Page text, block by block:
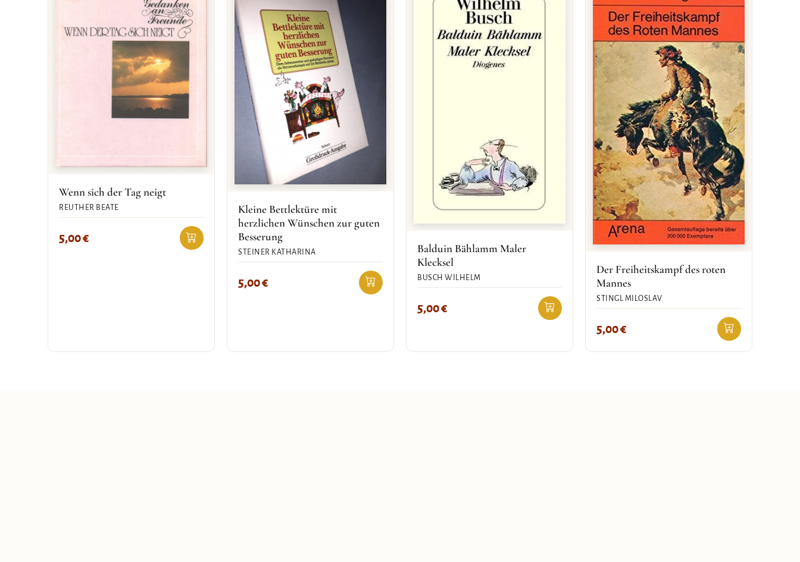
Wenn sich der Tag neigt
REUTHER BEATE
5,00€
Kleine Bettlektüre mit
herzlichen Wünschen zur guten
Besserung
STEINER KATHARINA
5,00€
Balduin Bählamm Maler
Klecksel
BUSCH WILHELM
5,00€
Der Freiheitskampf des roten
Mannes
STINGL MILOSLAV
5,00€